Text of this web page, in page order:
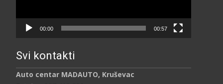
00:00 00:57
Svi kontakti
Auto centar MADAUTO, Kruševac